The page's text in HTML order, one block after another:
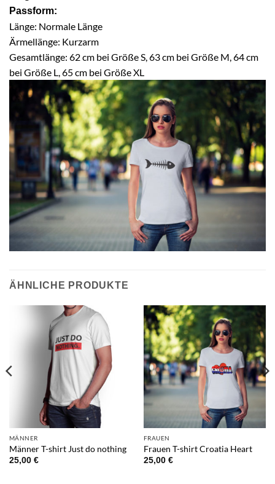
Passform:
Länge: Normale Länge
Ärmellänge: Kurzarm
Gesamtlänge: 62 cm bei Größe S, 63 cm bei Größe M, 64 cm
bei Größe L, 65 cm bei Größe XL
ÄHNLICHE PRODUKTE
MÄNNER
Männer T-shirt Just do nothing
25,00 €
FRAUEN
Frauen T-shirt Croatia Heart
25,00 €